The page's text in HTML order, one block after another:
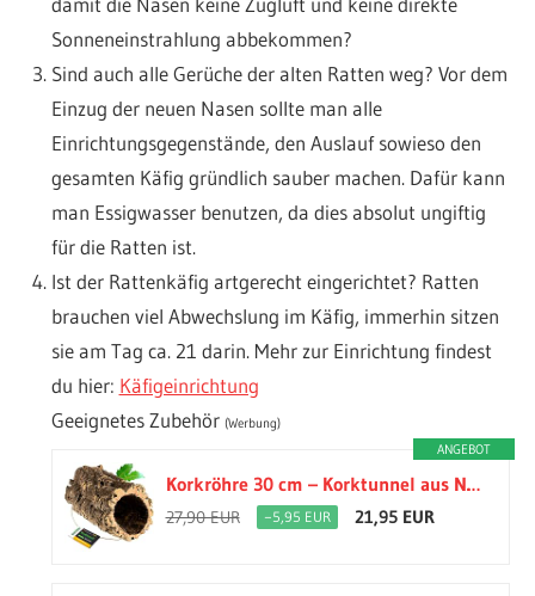
Sonneneinstrahlung abbekommen?
Sind auch alle Gerüche der alten Ratten weg? Vor dem
Einzug der neuen Nasen sollte man alle
Einrichtungsgegenstände, den Auslauf sowieso den
gesamten Käfig gründlich sauber machen. Dafür kann
man Essigwasser benutzen, da dies absolut ungiftig
für die Ratten ist.
Ist der Rattenkäfig artgerecht eingerichtet? Ratten
brauchen viel Abwechslung im Käfig, immerhin sitzen
sie am Tag ca. 21 darin. Mehr zur Einrichtung findest
du hier: Käfigeinrichtung
Geeignetes Zubehör (Werbung)
ANGEBOT
Korkröhre 30 cm – Korktunnel aus Naturkorkrinde, gereinigt und desinfiziert, Innendurchmesser 11–14 cm, ideal als Unterschlupf für Nager, Kaninchen, Reptilien, Vögel und Terrarium Dekoration
27,90 EUR −5,95 EUR 21,95 EUR